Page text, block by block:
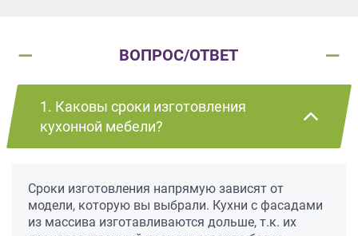
ВОПРОС/ОТВЕТ
1. Каковы сроки изготовления
кухонной мебели?
Сроки изготовления напрямую зависят от
модели, которую вы выбрали. Кухни с фасадами
из массива изготавливаются дольше, т.к. их